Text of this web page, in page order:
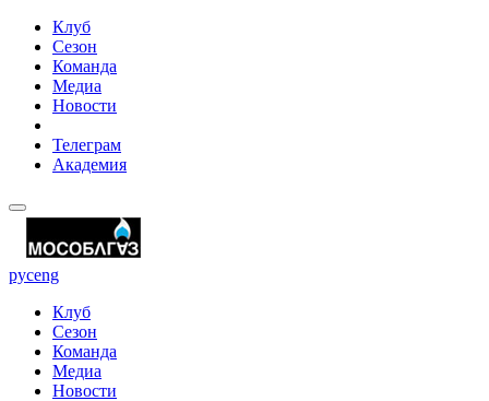
Клуб
Сезон
Команда
Медиа
Новости
Телеграм
Академия
русeng
Клуб
Сезон
Команда
Медиа
Новости